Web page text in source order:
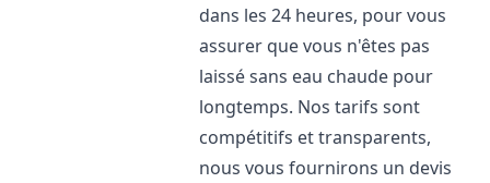
dans les 24 heures, pour vous
assurer que vous n'êtes pas
laissé sans eau chaude pour
longtemps. Nos tarifs sont
compétitifs et transparents,
nous vous fournirons un devis